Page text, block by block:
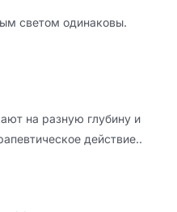
светом одинаковы.
на разную глубину и
действие..